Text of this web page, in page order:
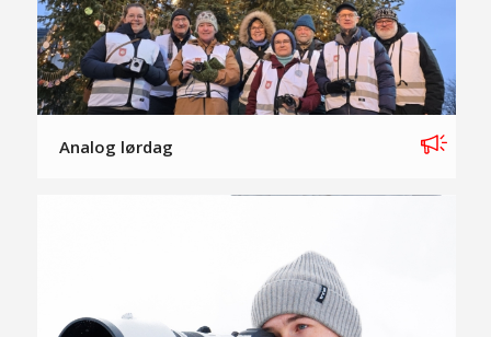
Analog lørdag